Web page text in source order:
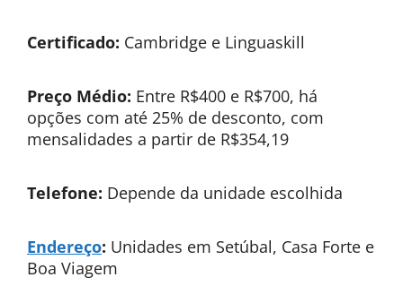
Certificado: Cambridge e Linguaskill
Preço Médio: Entre R$400 e R$700, há
opções com até 25% de desconto, com
mensalidades a partir de R$354,19
Telefone: Depende da unidade escolhida
Endereço: Unidades em Setúbal, Casa Forte e
Boa Viagem